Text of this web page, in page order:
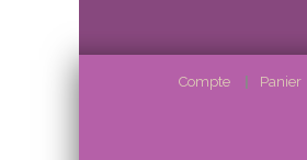
Compte Panier